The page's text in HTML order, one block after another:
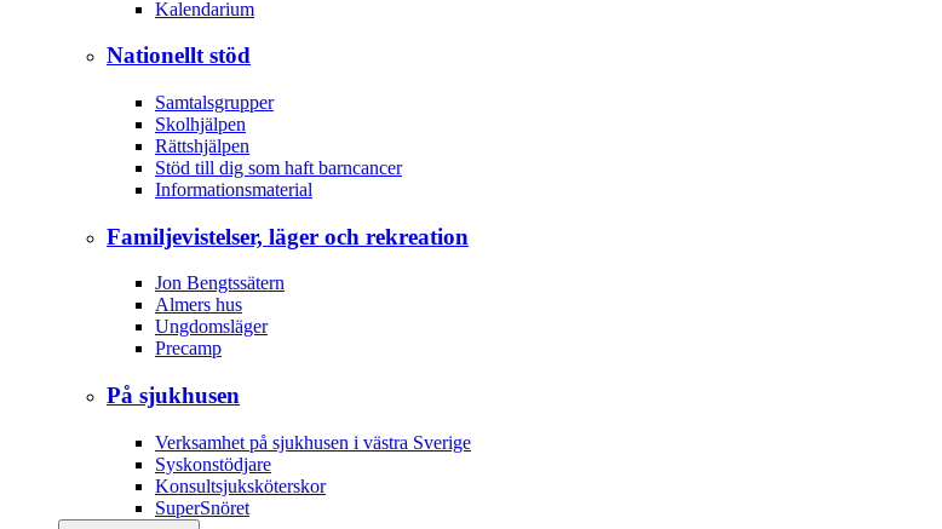
Kalendarium
Nationellt stöd
Samtalsgrupper
Skolhjälpen
Rättshjälpen
Stöd till dig som haft barncancer
Informationsmaterial
Familjevistelser, läger och rekreation
Jon Bengtssätern
Almers hus
Ungdomsläger
Precamp
På sjukhusen
Verksamhet på sjukhusen i västra Sverige
Syskonstödjare
Konsultsjuksköterskor
SuperSnöret